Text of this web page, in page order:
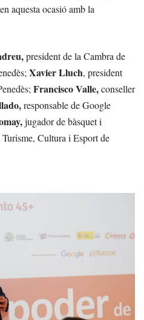
aquesta ocasió amb la
president de la Cambra de
Xavier Lluch, president
Francisco Valle,conseller
responsable de Google
jugador de bàsquet i
Cultura i Esport de